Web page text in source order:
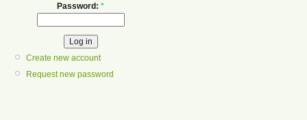
Password: *
Create new account
Request new password